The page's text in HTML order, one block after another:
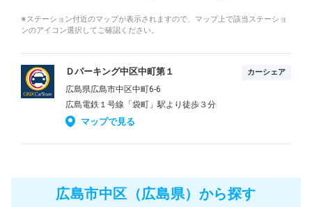
※ステーション付近のマップが表示されますので、マップ上で該当ステーショ
ンのアイコン選択してご確認ください。
Ｄパーキング中区中町第１ カーシェア
広島県広島市中区中町6-6
広島電鉄１号線「袋町」駅より徒歩３分
マップで見る
広島市中区（広島県）から探す
アプリの使い方